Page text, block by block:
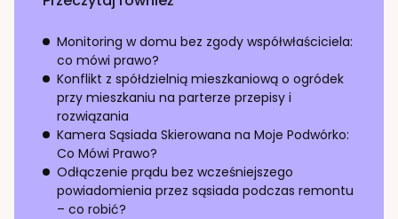
Monitoring w domu bez zgody współwłaściciela:
co mówi prawo?
Konflikt z spółdzielnią mieszkaniową o ogródek
przy mieszkaniu na parterze przepisy i
rozwiązania
Kamera Sąsiada Skierowana na Moje Podwórko:
Co Mówi Prawo?
Odłączenie prądu bez wcześniejszego
powiadomienia przez sąsiada podczas remontu
– co robić?